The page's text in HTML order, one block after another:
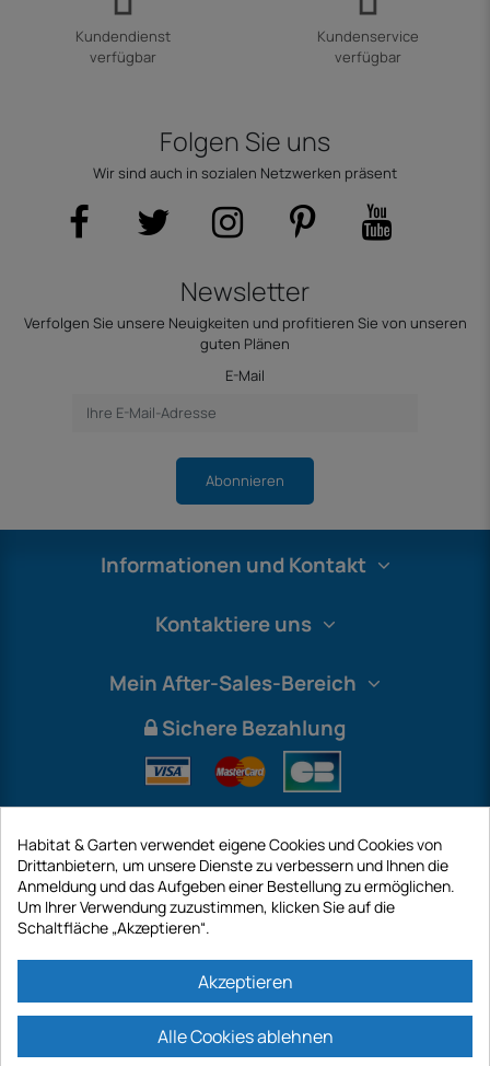
Kundendienst
verfügbar
Kundenservice
verfügbar
Folgen Sie uns
Wir sind auch in sozialen Netzwerken präsent
Newsletter
Verfolgen Sie unsere Neuigkeiten und profitieren Sie von unseren
guten Plänen
E-Mail
Abonnieren
Informationen und Kontakt
Kontaktiere uns
Mein After-Sales-Bereich
Sichere Bezahlung
International
Habitat & Garten verwendet eigene Cookies und Cookies von
Drittanbietern, um unsere Dienste zu verbessern und Ihnen die
Anmeldung und das Aufgeben einer Bestellung zu ermöglichen.
Um Ihrer Verwendung zuzustimmen, klicken Sie auf die
Schaltfläche „Akzeptieren“.
Akzeptieren
Alle Cookies ablehnen